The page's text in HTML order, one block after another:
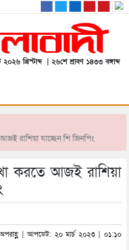
খ্রিস্টাব্দ | ২৬শে শ্রাবণ ১৪৩৩ বঙ্গাব্দ
রাশিয়া যাচ্ছেন শি জিনপিং
করতে আজই রাশিয়া
| আপডেট: ২০ মার্চ ২০২৩ | ০১:১০